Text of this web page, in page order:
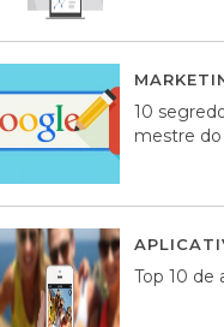
10
mestre
Top 10 de